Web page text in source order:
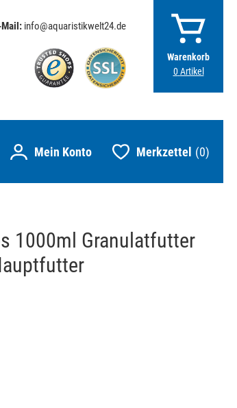
Warenkorb
0 Artikel
Mail: info@aquaristikwelt24.de
Merkzettel 0
1000ml Granulatfutter